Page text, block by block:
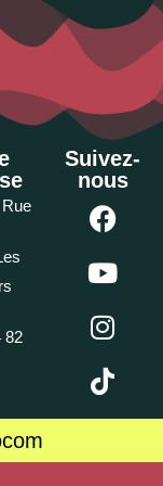
82
Suivez-
nous